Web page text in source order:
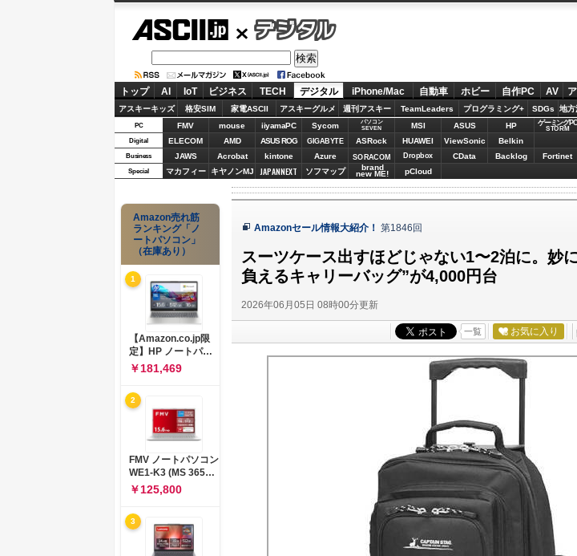
デジタル
トップ AI IoT ビジネス TECH デジタル iPhone/Mac 自動車 ホビー 自作PC AV
アスキーキッズ 格安SIM 家電ASCII アスキーグルメ 週刊アスキー TeamLeaders プログラミング+ SDGs 地方
PC FMV mouse iiyamaPC Sycom
パソコン
SEVEN
MSI ASUS HP ゲーミングPC
STORM
Digital ELECOM AMD ASUS ROG GIGABYTE ASRock HUAWEI ViewSonic Belkin
Business JAWS Acrobat kintone Azure SORACOM Dropbox CData Backlog Fortinet
Special マカフィー キヤノンMJ JAPANNEXT ソフマップ brand
new ME! pCloud
Amazonセール情報大紹介！ 第1846回
スーツケース出すほどじゃない1〜2泊に。妙
負えるキャリーバッグ”が4,000円台
2026年06月05日 08時00分更新
一覧 お気に入り
Amazon売れ筋
ランキング「ノ
ートパソコン」
（在庫あり）
1
【Amazon.co.jp限
定】HP ノートパソ
コン 15-fd 15.6イン
チ インテル Core 5
120U メモリ16GB
SSD512GB
Windows 11
Microsoft Office
2024搭載 WPS
Office搭載 カメラシ
ャッター 指紋認証 薄
型 Copilotキー搭載
ナチュラルシルバー
￥181,469
2
FMV ノートパソコン
WE1-K3 (MS 365
Personal/Copilotキ
ー搭載/Win 11/15.6
型/Core
i5/16GB/SSD
512GB/ホワイト)
FMVWK3E15W_AZ
￥125,800
3